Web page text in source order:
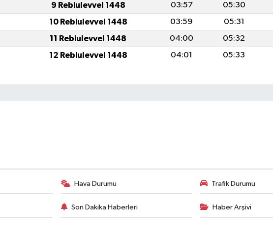
9 Rebiulevvel 1448 03:57 05:30
10 Rebiulevvel 1448 03:59 05:31
11 Rebiulevvel 1448 04:00 05:32
12 Rebiulevvel 1448 04:01 05:33
Hava Durumu Trafik Durumu
Son Dakika Haberleri Haber Arşivi